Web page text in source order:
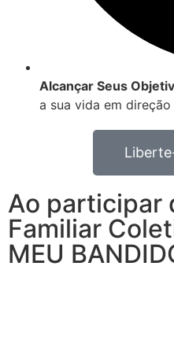
Alcançar Seus
a sua vida em direção
Ao participar
Familiar
MEU